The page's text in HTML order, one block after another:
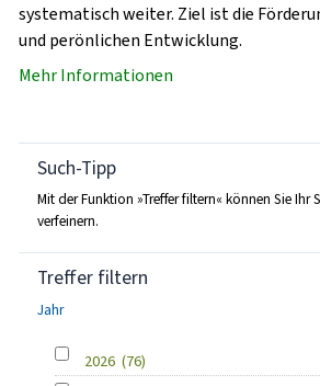
systematisch weiter. Ziel ist die
und perönlichen Entwicklung.
Mehr Informationen
Such-Tipp
Mit der Funktion »Treffer filtern« können Sie Ihr
verfeinern.
Treffer filtern
Jahr
2026 (76)